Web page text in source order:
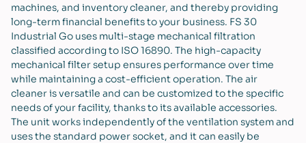
machines, and inventory cleaner, and thereby providing
long-term financial benefits to your business. FS 30
Industrial Go uses multi-stage mechanical filtration
classified according to ISO 16890. The high-capacity
mechanical filter setup ensures performance over time
while maintaining a cost-efficient operation. The air
cleaner is versatile and can be customized to the specific
needs of your facility, thanks to its available accessories.
The unit works independently of the ventilation system and
uses the standard power socket, and it can easily be